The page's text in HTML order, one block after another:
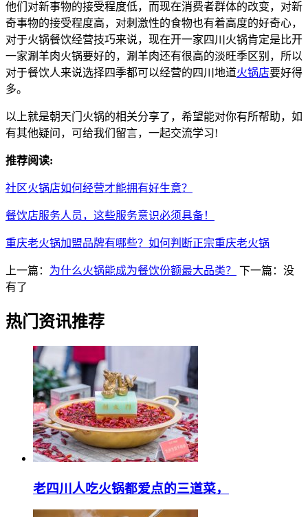
他们对新事物的接受程度低，而现在消费者群体的改变，对新
奇事物的接受程度高，对刺激性的食物也有着高度的好奇心，
对于火锅餐饮经营技巧来说，现在开一家四川火锅肯定是比开
一家涮羊肉火锅要好的，涮羊肉还有很高的淡旺季区别，所以
对于餐饮人来说选择四季都可以经营的四川地道火锅店要好得
多。
以上就是朝天门火锅的相关分享了，希望能对你有所帮助，如
有其他疑问，可给我们留言，一起交流学习!
推荐阅读:
社区火锅店如何经营才能拥有好生意？
餐饮店服务人员，这些服务意识必须具备！
重庆老火锅加盟品牌有哪些？如何判断正宗重庆老火锅
上一篇： 为什么火锅能成为餐饮份额最大品类？
下一篇：没
有了
热门资讯推荐
老四川人吃火锅都爱点的三道菜，